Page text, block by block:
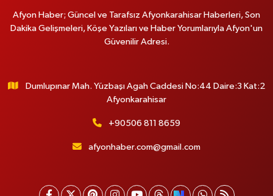
Afyon Haber; Güncel ve Tarafsız Afyonkarahisar Haberleri, Son
Dakika Gelişmeleri, Köşe Yazıları ve Haber Yorumlarıyla Afyon'un
Güvenilir Adresi.
Dumlupınar Mah. Yüzbaşı Agah Caddesi No:44 Daire:3 Kat:2
Afyonkarahisar
+90506 811 8659
afyonhaber.com@gmail.com